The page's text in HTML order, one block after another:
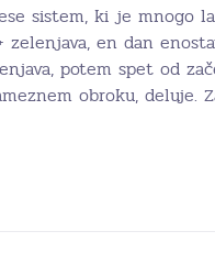
sistem, ki je mnogo
zelenjava, en dan
potem spet od
obroku, deluje.